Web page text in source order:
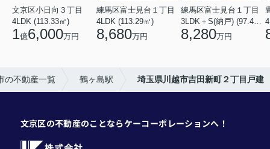
文京区小日向３丁目
4LDK (113.33㎡)
1億6,000万円
練馬区富士見台１丁目
4LDK (113.29㎡)
8,680万円
練馬区富士見台１丁目
8,280万円
の不動産一覧 鶴ヶ島駅 埼玉県川越市吉田新町２丁目戸建
文京区の不動産のことならケーコーポレーションへ！